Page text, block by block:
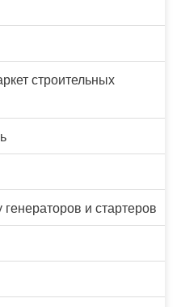
строительных
и стартеров